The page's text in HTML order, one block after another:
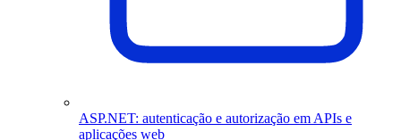
ASP.NET: autenticação e autorização em APIs e
aplicações web